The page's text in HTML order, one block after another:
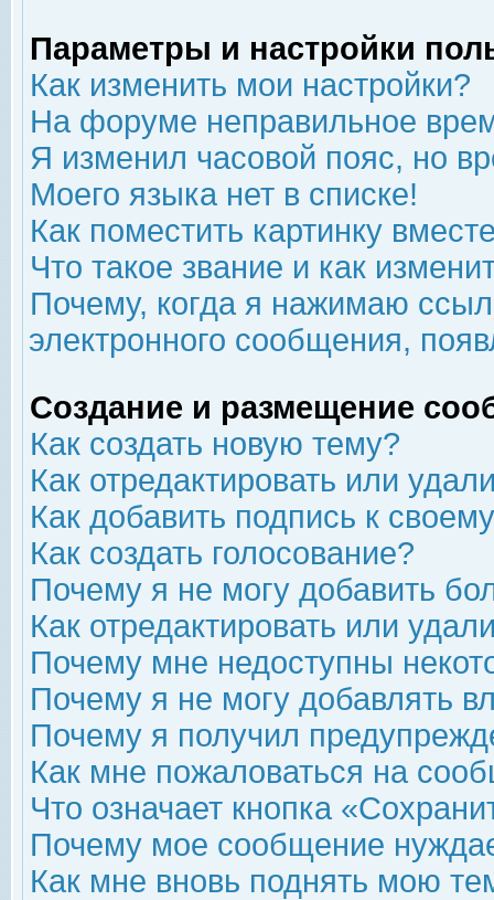
Параметры и настройки
Как изменить мои настройки?
На форуме неправильное
Я изменил часовой пояс, но
Моего языка нет в списке!
Как поместить картинку
Что такое звание и как
Почему, когда я нажимаю
электронного сообщения,
Создание и размещение
Как создать новую тему?
Как отредактировать или
Как добавить подпись к
Как создать голосование?
Почему я не могу добавить
Как отредактировать или
Почему мне недоступны
Почему я не могу добавлять
Почему я получил
Как мне пожаловаться на
Что означает кнопка
Почему мое сообщение
Как мне вновь поднять мою